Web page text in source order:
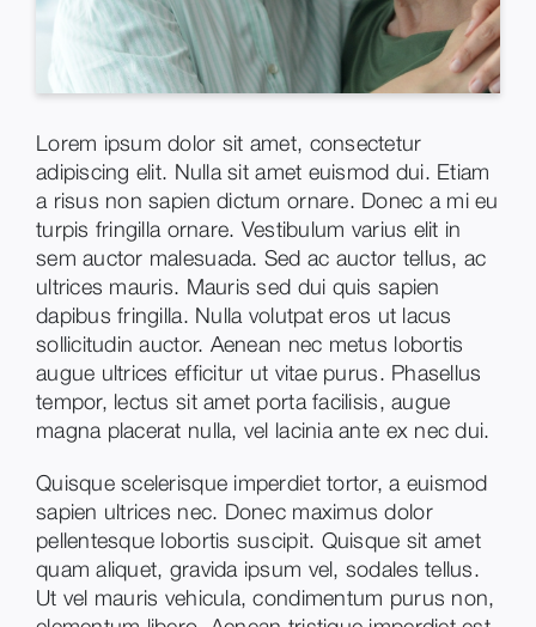
Lorem ipsum dolor sit amet, consectetur
adipiscing elit. Nulla sit amet euismod dui. Etiam
a risus non sapien dictum ornare. Donec a mi eu
turpis fringilla ornare. Vestibulum varius elit in
sem auctor malesuada. Sed ac auctor tellus, ac
ultrices mauris. Mauris sed dui quis sapien
dapibus fringilla. Nulla volutpat eros ut lacus
sollicitudin auctor. Aenean nec metus lobortis
augue ultrices efficitur ut vitae purus. Phasellus
tempor, lectus sit amet porta facilisis, augue
magna placerat nulla, vel lacinia ante ex nec dui.
Quisque scelerisque imperdiet tortor, a euismod
sapien ultrices nec. Donec maximus dolor
pellentesque lobortis suscipit. Quisque sit amet
quam aliquet, gravida ipsum vel, sodales tellus.
Ut vel mauris vehicula, condimentum purus non,